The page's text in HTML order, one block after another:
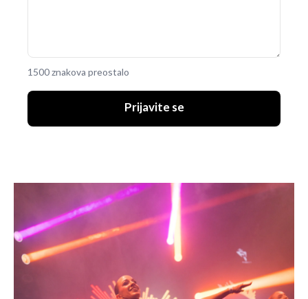
1500 znakova preostalo
Prijavite se